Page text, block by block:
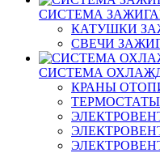
СИСТЕМА
КАТУШКИ
СВЕЧИ
СИСТЕМА
КРАНЫ
ТЕРМОСТАТЫ